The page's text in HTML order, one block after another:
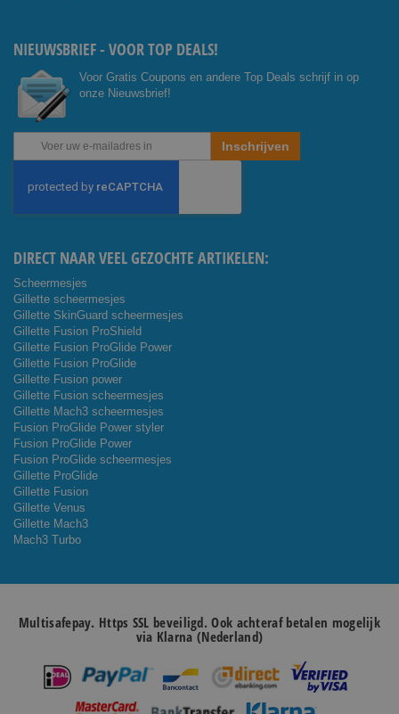
NIEUWSBRIEF - VOOR TOP DEALS!
Voor Gratis Coupons en andere Top Deals schrijf in op
onze Nieuwsbrief!
Abonneer
onze
Inschrijven
DIRECT NAAR VEEL GEZOCHTE ARTIKELEN:
Scheermesjes
Gillette scheermesjes
Gillette SkinGuard scheermesjes
Gillette Fusion ProShield
Gillette Fusion ProGlide Power
Gillette Fusion ProGlide
Gillette Fusion power
Gillette Fusion scheermesjes
Gillette Mach3 scheermesjes
Fusion ProGlide Power styler
Fusion ProGlide Power
Fusion ProGlide scheermesjes
Gillette ProGlide
Gillette Fusion
Gillette Venus
Gillette Mach3
Mach3 Turbo
Multisafepay. Https SSL beveiligd. Ook achteraf betalen mogelijk
via Klarna (Nederland)